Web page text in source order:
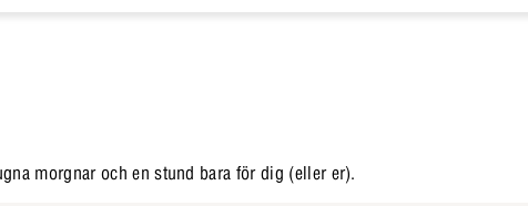
morgnar och en stund bara för dig (eller er).